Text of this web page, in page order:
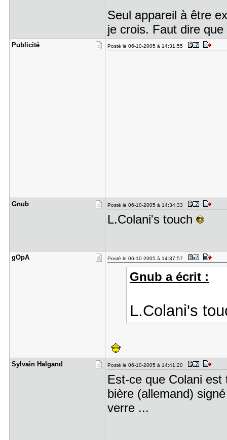
Seul appareil à être
je crois. Faut dire
Publicité Posté le 06-10-2005 à 14:31:55
Gnub Posté le 06-10-2005 à 14:34:33
L.Colani's touch
gOpA Posté le 06-10-2005 à 14:37:57
Gnub a écrit :
L.Colani's
Sylvain Ha​lgand Posté le 06-10-2005 à 14:41:20
Est-ce que Colani
bière (allemand)
verre ...